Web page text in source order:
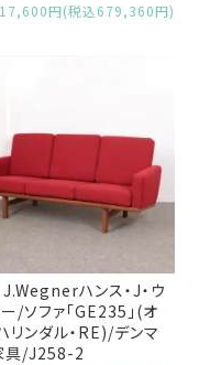
円(税込679,360円)
ハンス・J・ウ
/ソファ「GE235」(オ
リンダル・RE)/デンマ
具/J258-2